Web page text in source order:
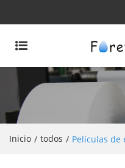
Inicio / todos / Películas de